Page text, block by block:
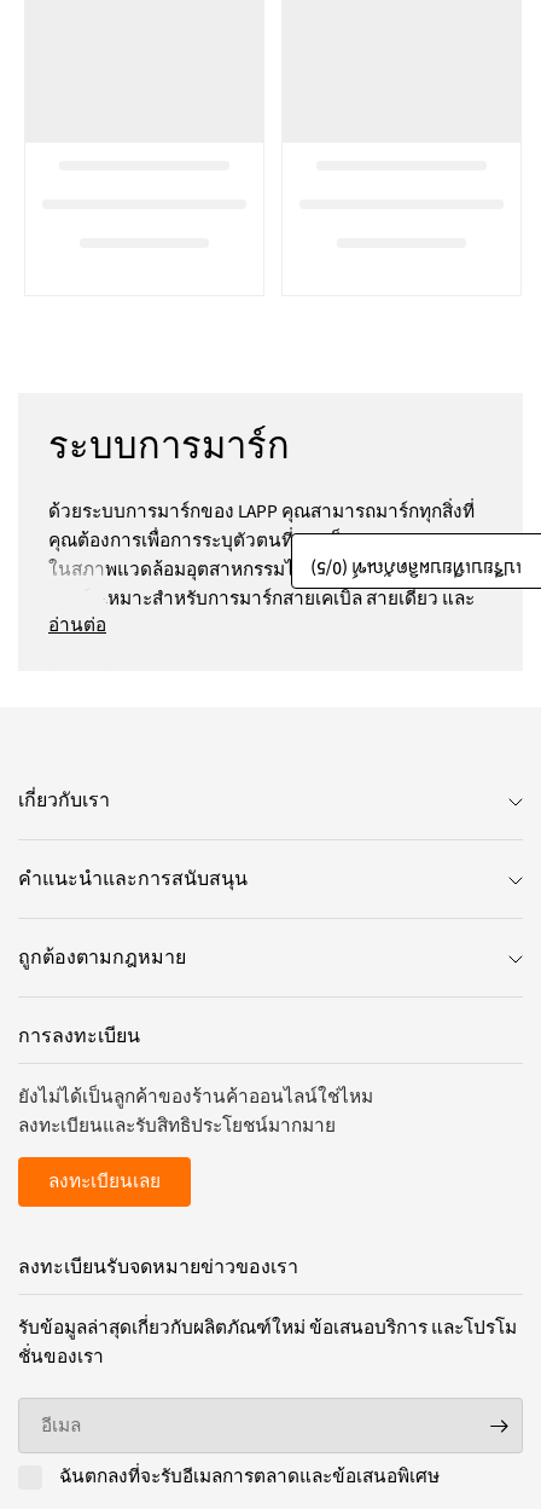
ระบบการมาร์ก
ด้วยระบบการมาร์กของ LAPP คุณสามารถมาร์กทุกสิ่งที่
คุณต้องการเพื่อการระบุตัวตนที่รวดเร็วและเฉพาะบุคคล
ในสภาพแวดล้อมอุตสาหกรรมได้อย่างแท้จริง ระบบกา
รมาร์กเหมาะสำหรับการมาร์กสายเคเบิล สายเดี่ยว และ
ส่วนประกอบไฟฟ้าอื่นๆ ที่นี่คุณสามารถค้นหาตัวเลข ตัว
ระบบการมาร์กคืออะไร และใช้
ทำอะไร?
ระบบการมาร์กที่ LAPP ประกอบด้วยผลิตภัณฑ์ทั้งหมด
ถึงส่วนประกอบของเครื่องจักรในพื้นที่อุตสาหกรรม
การมาร์กหมายถึงการระบุและการ/หรือการติดฉลาก
อุปกรณ์ที่ชัดเจน
พอร์ตโฟลิโอที่ครอบคลุมของเราประกอบด้วยโซลูชันกา
รมาร์กที่เข้ากันได้ดังต่อไปนี้:
การมาร์กส่วนประกอบและสาย
เคเบิล
การถ่ายเทความร้อน FLEXIMARK® สำหรับการพิมพ์ระดับ
ล่วงหน้าซึ่งใช้งานง่ายสุดๆ ตัวอักษรเดี่ยว ตัวเลข
อ่านต่อ
เกี่ยวกับเรา
คำแนะนำและการสนับสนุน
ถูกต้องตามกฎหมาย
การลงทะเบียน
ยังไม่ได้เป็นลูกค้าของร้านค้าออนไลน์ใช่ไหม
ลงทะเบียนและรับสิทธิประโยชน์มากมาย
ลงทะเบียนเลย
ลงทะเบียนรับจดหมายข่าวของเรา
รับข้อมูลล่าสุดเกี่ยวกับผลิตภัณฑ์ใหม่ ข้อเสนอบริการ และโปรโม
ชั่นของเรา
อีเมล
ฉันตกลงที่จะรับอีเมลการตลาดและข้อเสนอพิเศษ
เปรียบเทียบผลิตภัณฑ์ (
0
/5)